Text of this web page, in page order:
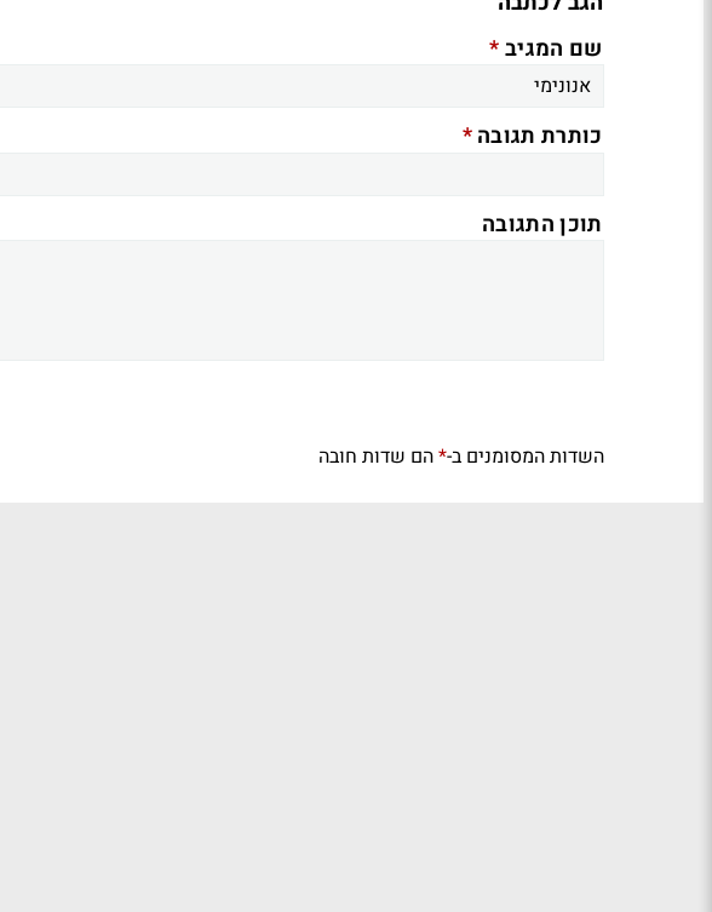
שם המגיב*
כותרת תגובה*
תוכן התגובה
השדות המסומנים ב-*הם שדות חובה